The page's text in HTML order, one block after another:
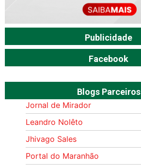
Publicidade
Facebook
Blogs Parceiros
Jornal de Mirador
Leandro Nolêto
Jhivago Sales
Portal do Maranhão